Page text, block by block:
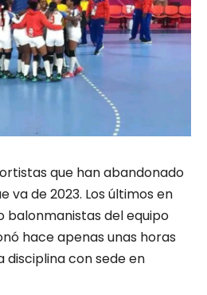
que han abandonado
va de 2023. Los últimos en
balonmanistas del equipo
hace apenas unas horas
disciplina con sede en